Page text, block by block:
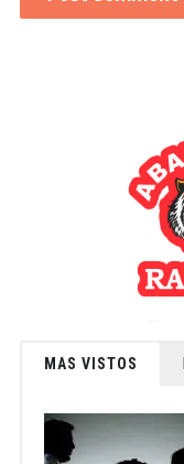
MAS VISTOS